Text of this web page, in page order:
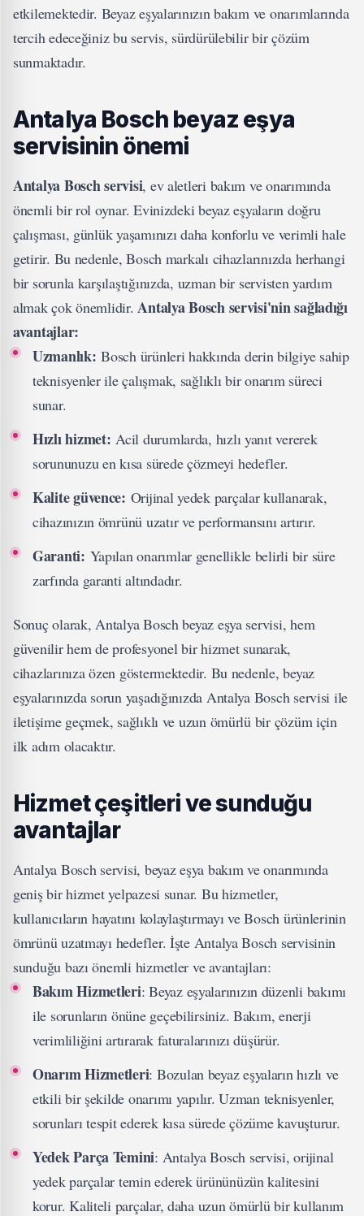
etkilemektedir. Beyaz eşyalarınızın bakım ve onarımlarında
tercih edeceğiniz bu servis, sürdürülebilir bir çözüm
sunmaktadır.
Antalya Bosch beyaz eşya
servisinin önemi
Antalya Bosch servisi, ev aletleri bakım ve onarımında
önemli bir rol oynar. Evinizdeki beyaz eşyaların doğru
çalışması, günlük yaşamınızı daha konforlu ve verimli hale
getirir. Bu nedenle, Bosch markalı cihazlarınızda herhangi
bir sorunla karşılaştığınızda, uzman bir servisten yardım
almak çok önemlidir.Antalya Bosch servisi'nin sağladığı
avantajlar:
Uzmanlık: Bosch ürünleri hakkında derin bilgiye sahip
teknisyenler ile çalışmak, sağlıklı bir onarım süreci
sunar.
Hızlı hizmet: Acil durumlarda, hızlı yanıt vererek
sorununuzu en kısa sürede çözmeyi hedefler.
Kalite güvence: Orijinal yedek parçalar kullanarak,
cihazınızın ömrünü uzatır ve performansını artırır.
Garanti: Yapılan onarımlar genellikle belirli bir süre
zarfında garanti altındadır.
Sonuç olarak, Antalya Bosch beyaz eşya servisi, hem
güvenilir hem de profesyonel bir hizmet sunarak,
cihazlarınıza özen göstermektedir. Bu nedenle, beyaz
eşyalarınızda sorun yaşadığınızda Antalya Bosch servisi ile
iletişime geçmek, sağlıklı ve uzun ömürlü bir çözüm için
ilk adım olacaktır.
Hizmet çeşitleri ve sunduğu
avantajlar
Antalya Bosch servisi, beyaz eşya bakım ve onarımında
geniş bir hizmet yelpazesi sunar. Bu hizmetler,
kullanıcıların hayatını kolaylaştırmayı ve Bosch ürünlerinin
ömrünü uzatmayı hedefler. İşte Antalya Bosch servisinin
sunduğu bazı önemli hizmetler ve avantajları:
Bakım Hizmetleri: Beyaz eşyalarınızın düzenli bakımı
ile sorunların önüne geçebilirsiniz. Bakım, enerji
verimliliğini artırarak faturalarınızı düşürür.
Onarım Hizmetleri: Bozulan beyaz eşyaların hızlı ve
etkili bir şekilde onarımı yapılır. Uzman teknisyenler,
sorunları tespit ederek kısa sürede çözüme kavuşturur.
Yedek Parça Temini: Antalya Bosch servisi, orijinal
yedek parçalar temin ederek ürününüzün kalitesini
korur. Kaliteli parçalar, daha uzun ömürlü bir kullanım